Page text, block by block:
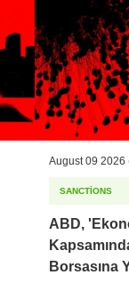
August 09 2026
SANCTIONS
ABD,
Borsasına